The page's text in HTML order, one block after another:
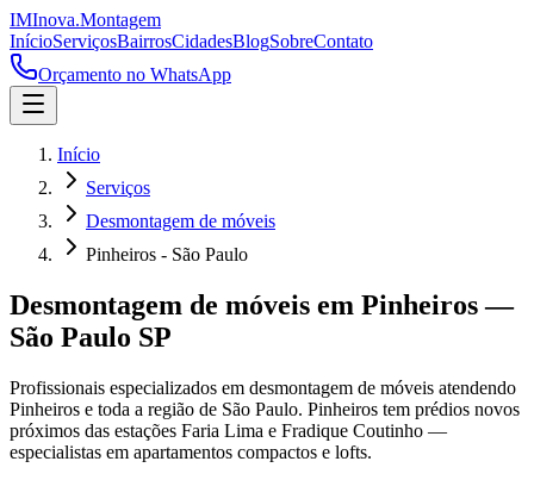
IMInova.Montagem
InícioServiçosBairrosCidadesBlogSobreContato
Orçamento no WhatsApp
Início
Serviços
Desmontagem de móveis
Pinheiros - São Paulo
Desmontagem de móveis em Pinheiros—
São Paulo SP
Profissionais especializados em desmontagem de móveis atendendo
Pinheiros e toda a região de São Paulo. Pinheiros tem prédios novos
próximos das estações Faria Lima e Fradique Coutinho —
especialistas em apartamentos compactos e lofts.